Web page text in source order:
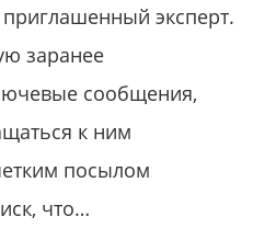
эксперт.
заранее
сообщения,
к ним
посылом
что…